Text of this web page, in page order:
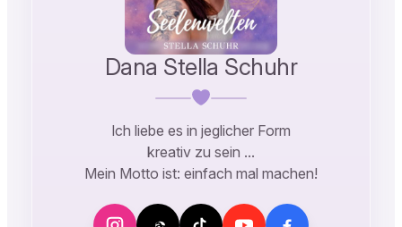
Dana Stella Schuhr
Ich liebe es in jeglicher Form
kreativ zu sein …
Mein Motto ist: einfach mal machen!